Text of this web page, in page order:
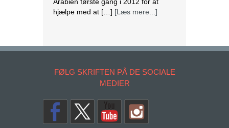
hjælpe med at […][Læs mere...]
tirsdag. Det skriver BBC. Dermed er
Costa Rica det første
homoseksuelle par at gifte sig. Det
lesbiske par Alexandra Quiros og
Dunia Araya blev de første til at sige
FØLG SKRIFTEN PÅ DE SOCIALE
MEDIER